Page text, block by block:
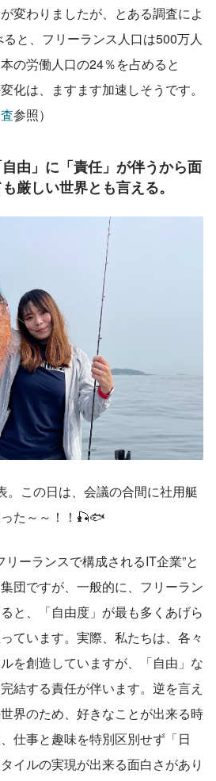
変わりましたが、とある調査によ
と、フリーランス人口は500万人
の労働人口の24％を占めると
化は、ますます加速しそうです。
参照）
由」に「責任」が伴うから面
厳しい世界とも言える。
。この日は、会議の合間に社用艇
た～～！！🎣🐟
ーランスで構成されるIT企業”と
団ですが、一般的に、フリーラン
と、「自由度」が最も多くあげら
ています。実際、私たちは、各々
を創造していますが、「自由」な
結する責任が伴います。逆を言え
界のため、好きなことが出来る時
仕事と趣味を特別区別せず「日
イルの実現が出来る面白さがあり